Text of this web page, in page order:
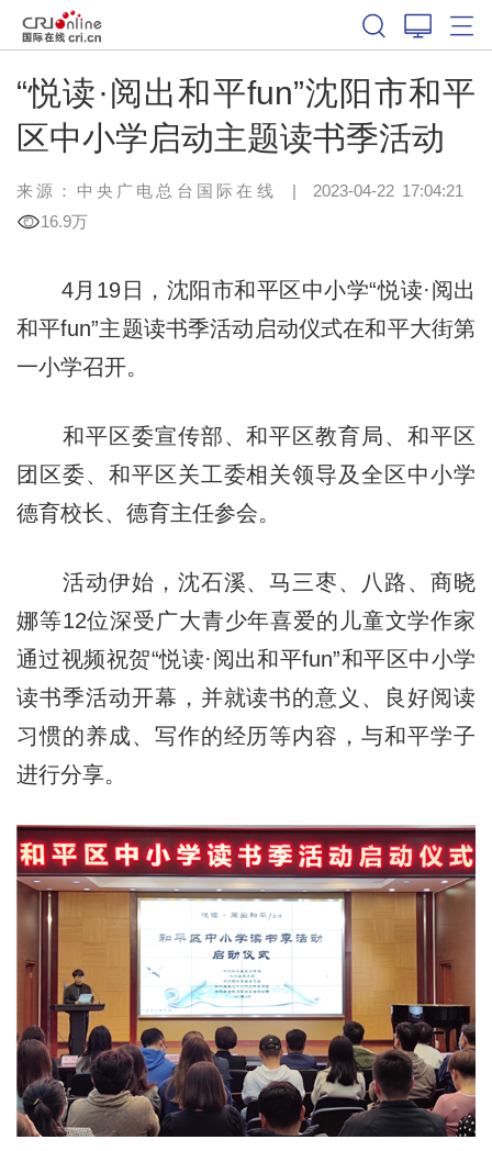
“悦读·阅出和平fun”沈阳市和平
区中小学启动主题读书季活动
来源：中央广电总台国际在线 | 2023-04-22 17:04:21
16.9万
4月19日，沈阳市和平区中小学“悦读·阅出
和平fun”主题读书季活动启动仪式在和平大街第
一小学召开。
和平区委宣传部、和平区教育局、和平区
团区委、和平区关工委相关领导及全区中小学
德育校长、德育主任参会。
活动伊始，沈石溪、马三枣、八路、商晓
娜等12位深受广大青少年喜爱的儿童文学作家
通过视频祝贺“悦读·阅出和平fun”和平区中小学
读书季活动开幕，并就读书的意义、良好阅读
习惯的养成、写作的经历等内容，与和平学子
进行分享。